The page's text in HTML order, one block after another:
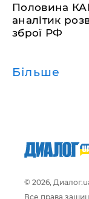
​Половина
аналітик
зброї РФ
Більше
© 2026,
Все права